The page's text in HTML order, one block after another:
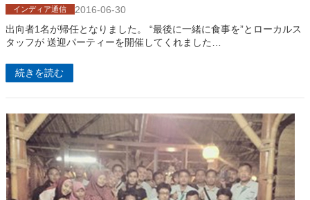
インディア通信
2016-06-30
出向者1名が帰任となりました。 “最後に一緒に食事を”とローカルス
タッフが 送迎パーティーを開催してくれました…
続きを読む